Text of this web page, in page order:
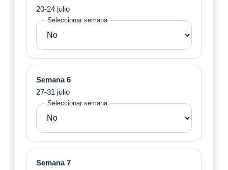
20-24 julio
Seleccionar semana
Semana 6
27-31 julio
Seleccionar semana
Semana 7